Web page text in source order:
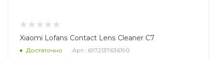
Xiaomi Lofans Contact Lens Cleaner С7
Достаточно Арт.: 6972137636190